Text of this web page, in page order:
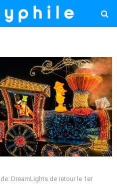
DreamLights de retour le 1er